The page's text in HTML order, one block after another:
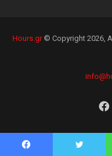
Hours.gr© Copyright 2026,